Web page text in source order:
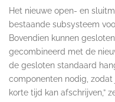
Het nieuwe open- en
bestaande subsysteem
Bovendien kunnen
gecombineerd met de
de gesloten standaard
componenten nodig,
korte tijd kan afschrijven,”